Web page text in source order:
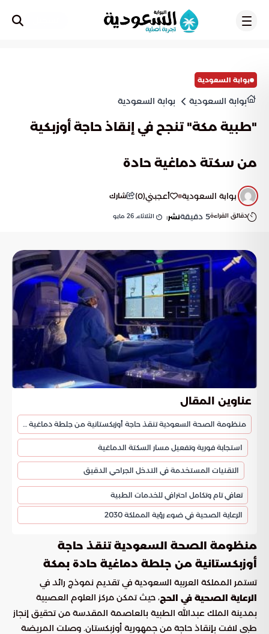
بوابة السعودية
بوابة السعودية بوابة السعودية
"طبية مكة" تنجح في إنقاذ حاجة أوزبكية
من سكتة دماغية حادة
بوابة السعودية أعجبني(
0
) شارك
دقائق القراءة5 دقيقةنشر: الثلاثاء, 26 مايو
عناوين المقال
منظومة الصحة السعودية تنقذ حاجة أوزبكستانية من جلطة دماغية حادة بمكة
استجابة فورية وتفعيل مسار السكتة الدماغية
التقنيات المستخدمة في التدخل الجراحي الدقيق
تعافي تام وتكامل احترافي للخدمات الطبية
الرعاية الصحية في ضوء رؤية المملكة 2030
منظومة الصحة السعودية تنقذ حاجة
أوزبكستانية من جلطة دماغية حادة بمكة
تستمر المملكة العربية السعودية في تقديم نموذج رائد في
الرعاية الصحية في الحج، حيث تمكن مركز العلوم العصبية
بمدينة الملك عبدالله الطبية بالعاصمة المقدسة من تحقيق إنجاز
طبي لافت بإنقاذ حاجة من جمهورية أوزبكستان. وصلت المريضة